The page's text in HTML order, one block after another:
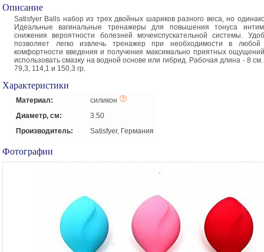
Описание
Satisfyer Balls набор из трех двойных шариков разного веса, но
Идеальные вагинальные тренажеры для повышения тонуса
снижения вероятности болезней мочеиспускательной системы.
позволяет легко извлечь тренажер при необходимости в
комфортности введения и получения максимально приятных
использовать смазку на водной основе или гибрид. Рабочая длина - 8
79,3, 114,1 и 150,3 гр.
Характеристики
Материал:
силикон
Диаметр, см:
3.50
Производитель:
Satisfyer, Германия
Фотографии